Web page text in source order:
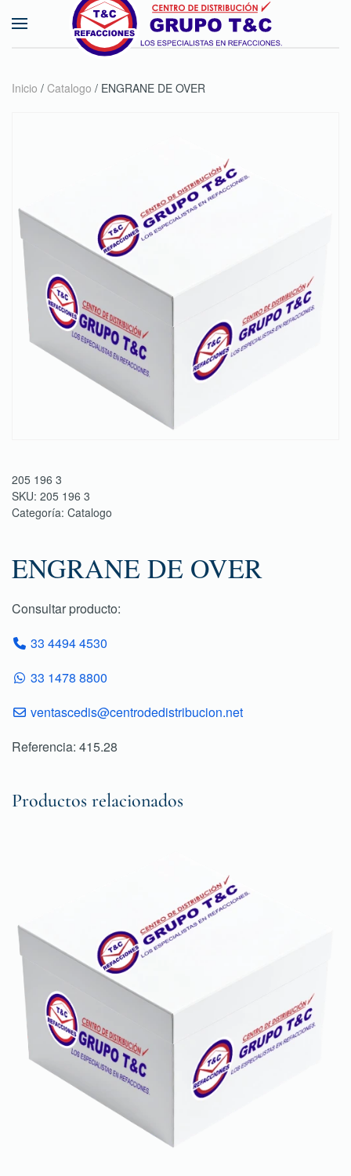
Skip to main content
Inicio / Catalogo / ENGRANE DE OVER
205 196 3
SKU: 205 196 3
Categoría: Catalogo
ENGRANE DE OVER
Consultar producto:
33 4494 4530
33 1478 8800
ventascedis@centrodedistribucion.net
Referencia: 415.28
Productos relacionados